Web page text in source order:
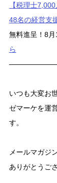
【税理士
48名の経営支
無料進呈！8
ら
いつも大変お
ゼマーケを運
す。
メールマガジ
ありがとうご